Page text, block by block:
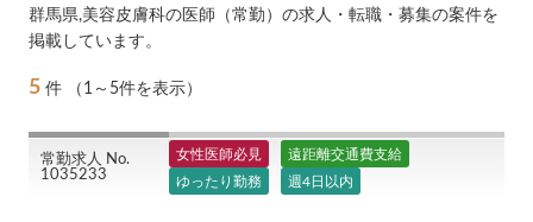
群馬県,美容皮膚科の医師（常勤）の求人・転職・募集の案件を
掲載しています。
5 件 （1～5件を表示）
常勤求人 No.
1035233
女性医師必見
遠距離交通費支給
ゆったり勤務
週4日以内